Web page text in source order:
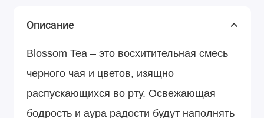
Описание
Blossom Tea – это восхитительная смесь
черного чая и цветов, изящно
распускающихся во рту. Освежающая
бодрость и аура радости будут наполнять